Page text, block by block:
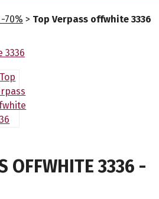
70% > Top Verpass offwhite 3336
OFFWHITE 3336 -